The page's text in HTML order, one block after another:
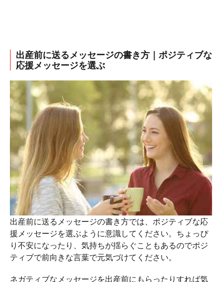
出産前に送るメッセージの書き方｜ポジティブな
応援メッセージを選ぶ
出産前に送るメッセージの書き方では、ポジティブな応
援メッセージを選ぶように意識してください。ちょっぴ
り不安になったり、気持ちが揺らぐこともあるのでポジ
ティブで前向きな言葉で元気づけてください。
ネガティブなメッセージを出産前にもらったりすれば気